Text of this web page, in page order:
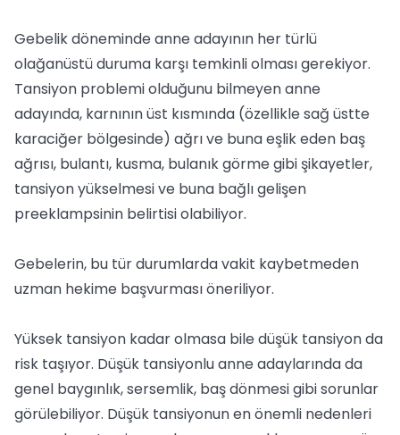
Gebelik döneminde anne adayının her türlü
olağanüstü duruma karşı temkinli olması gerekiyor.
Tansiyon problemi olduğunu bilmeyen anne
adayında, karnının üst kısmında (özellikle sağ üstte
karaciğer bölgesinde) ağrı ve buna eşlik eden baş
ağrısı, bulantı, kusma, bulanık görme gibi şikayetler,
tansiyon yükselmesi ve buna bağlı gelişen
preeklampsinin belirtisi olabiliyor.
Gebelerin, bu tür durumlarda vakit kaybetmeden
uzman hekime başvurması öneriliyor.
Yüksek tansiyon kadar olmasa bile düşük tansiyon da
risk taşıyor. Düşük tansiyonlu anne adaylarında da
genel baygınlık, sersemlik, baş dönmesi gibi sorunlar
görülebiliyor. Düşük tansiyonun en önemli nedenleri